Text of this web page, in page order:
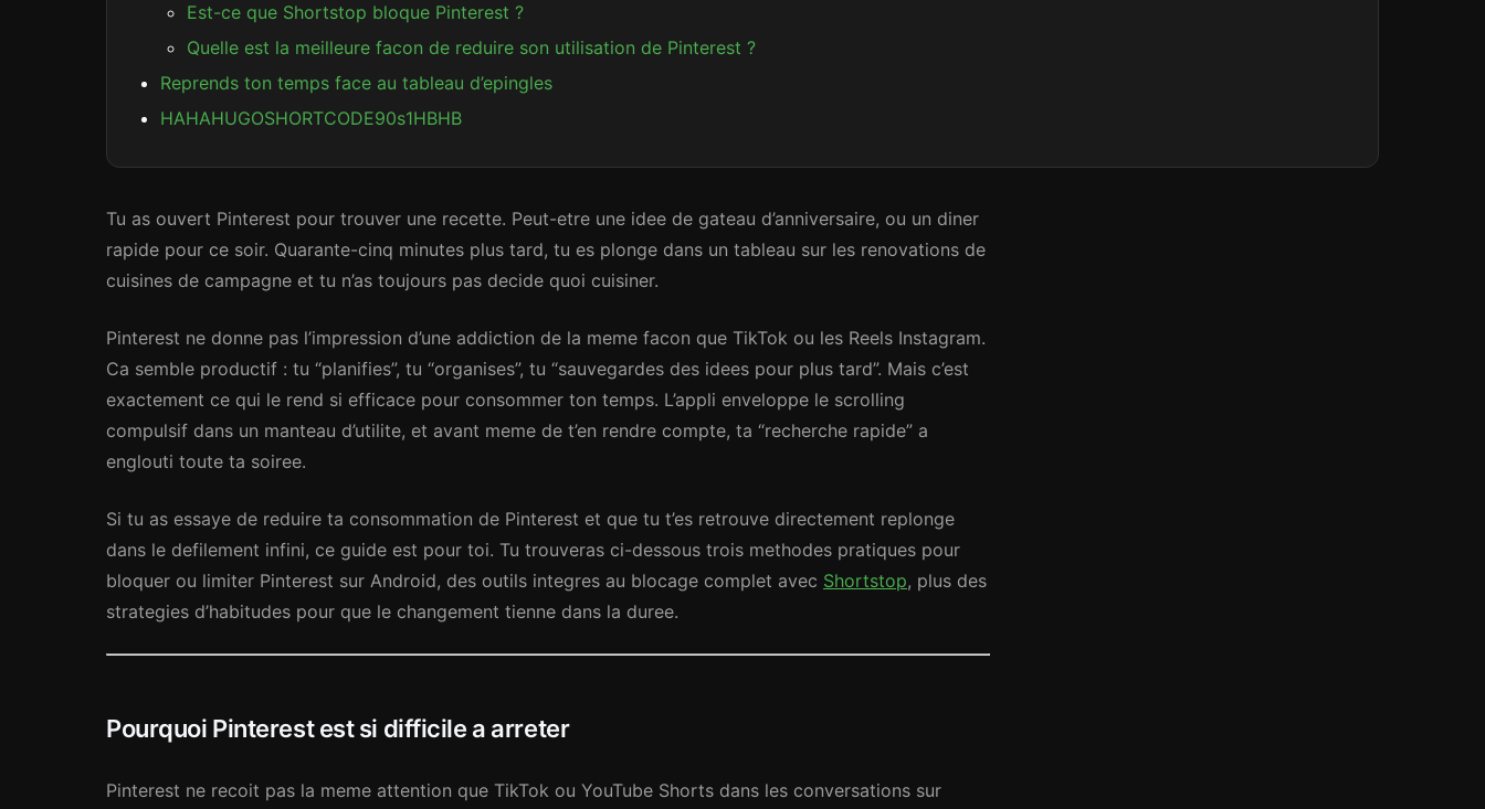
Est-ce que Shortstop bloque Pinterest ?
Quelle est la meilleure facon de reduire son utilisation de Pinterest ?
Reprends ton temps face au tableau d’epingles
HAHAHUGOSHORTCODE90s1HBHB
Tu as ouvert Pinterest pour trouver une recette. Peut-etre une idee de gateau d’anniversaire, ou un diner
rapide pour ce soir. Quarante-cinq minutes plus tard, tu es plonge dans un tableau sur les renovations de
cuisines de campagne et tu n’as toujours pas decide quoi cuisiner.
Pinterest ne donne pas l’impression d’une addiction de la meme facon que TikTok ou les Reels Instagram.
Ca semble productif : tu “planifies”, tu “organises”, tu “sauvegardes des idees pour plus tard”. Mais c’est
exactement ce qui le rend si efficace pour consommer ton temps. L’appli enveloppe le scrolling
compulsif dans un manteau d’utilite, et avant meme de t’en rendre compte, ta “recherche rapide” a
englouti toute ta soiree.
Si tu as essaye de reduire ta consommation de Pinterest et que tu t’es retrouve directement replonge
dans le defilement infini, ce guide est pour toi. Tu trouveras ci-dessous trois methodes pratiques pour
bloquer ou limiter Pinterest sur Android, des outils integres au blocage complet avec Shortstop, plus des
strategies d’habitudes pour que le changement tienne dans la duree.
Pourquoi Pinterest est si difficile a arreter
Pinterest ne recoit pas la meme attention que TikTok ou YouTube Shorts dans les conversations sur